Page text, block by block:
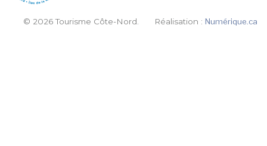
© 2026 Tourisme Côte-Nord. Réalisation :Numérique.ca